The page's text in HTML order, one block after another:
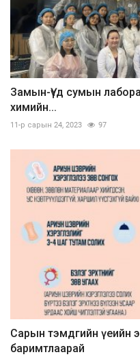
Замын-Үүд сумын
химийн...
11-р сарын 24, 2023 97
Сарын тэмдгийн үеийн
баримтлаарай